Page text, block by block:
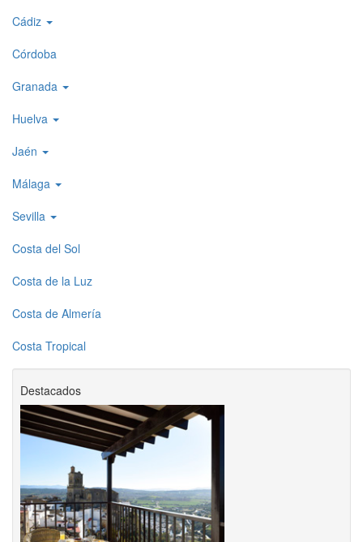
1
Cádiz
Córdoba
Granada
Huelva
Jaén
Málaga
Sevilla
Costa del Sol
Costa de la Luz
Costa de Almería
Costa Tropical
Destacados